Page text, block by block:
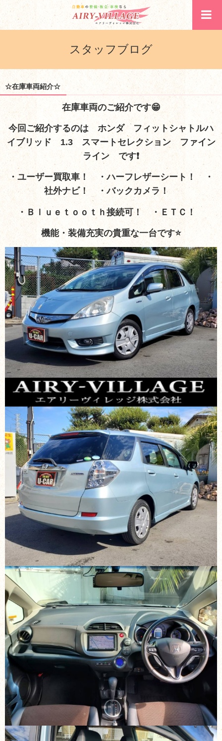
スタッフブログ
☆在庫車両紹介☆
在庫車両のご紹介です😁
今回ご紹介するのは ホンダ フィットシャトルハ
イブリッド 1.3 スマートセレクション ファイン
ライン
です❗
・ユーザー買取車！ ・ハーフレザーシート！ ・
社外ナビ！ ・バックカメラ！
・Ｂｌｕｅｔｏｏｔｈ接続可！ ・ＥＴＣ！
機能・装備充実の貴重な一台です⭐